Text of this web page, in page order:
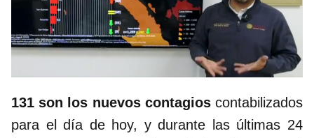
131 son los nuevos contagioscontabilizados
para el día de hoy, y durante las últimas 24